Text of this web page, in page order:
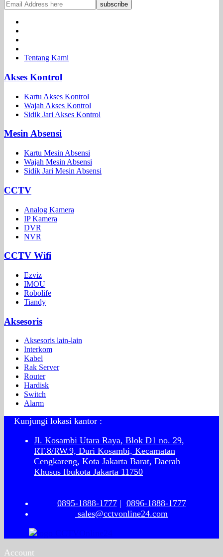
Tentang Kami
Akses Kontrol
Kartu Akses Kontrol
Wajah Akses Kontrol
Sidik Jari Akses Kontrol
Mesin Absensi
Kartu Mesin Absensi
Wajah Mesin Absensi
Sidik Jari Mesin Absensi
CCTV
Analog Kamera
IP Kamera
DVR
NVR
CCTV Wifi
Ezviz
IMOU
Robolife
Tiandy
Aksesoris
Aksesoris lain-lain
Interkom
Kabel
Rak Server
Router
Hardisk
Switch
Alarm
Kunjungi lokasi kantor :
Jl. Kosambi Utara Raya, Blok D1 no. 29,
RT.8/RW.9, Duri Kosambi, Kecamatan
Cengkareng, Kota Jakarta Barat, Daerah
Khusus Ibukota Jakarta 11750
0895-1888-1777| 0896-1888-1777
sales@cctvonline24.com
Account